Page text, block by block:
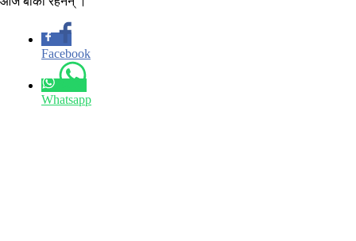
Facebook
Whatsapp